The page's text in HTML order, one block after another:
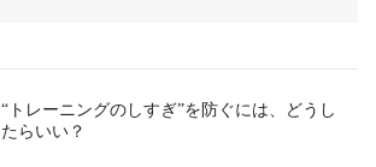
“トレーニングのしすぎ”を防ぐには、どうし
たらいい？